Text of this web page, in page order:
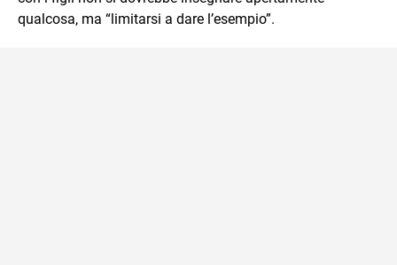
qualcosa, ma “limitarsi a dare l’esempio”.